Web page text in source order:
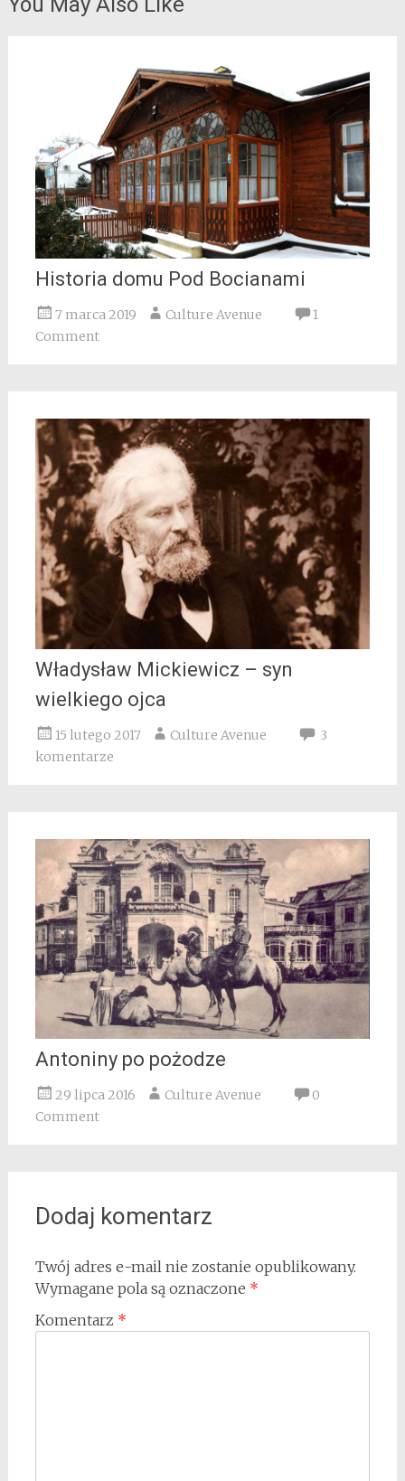
Historia domu Pod Bocianami
7 marca 2019 Culture Avenue
1
Comment
Władysław Mickiewicz – syn
wielkiego ojca
15 lutego 2017 Culture Avenue
3
komentarze
Antoniny po pożodze
29 lipca 2016 Culture Avenue
0
Comment
Dodaj komentarz
Twój adres e-mail nie zostanie opublikowany.
Wymagane pola są oznaczone *
Komentarz *